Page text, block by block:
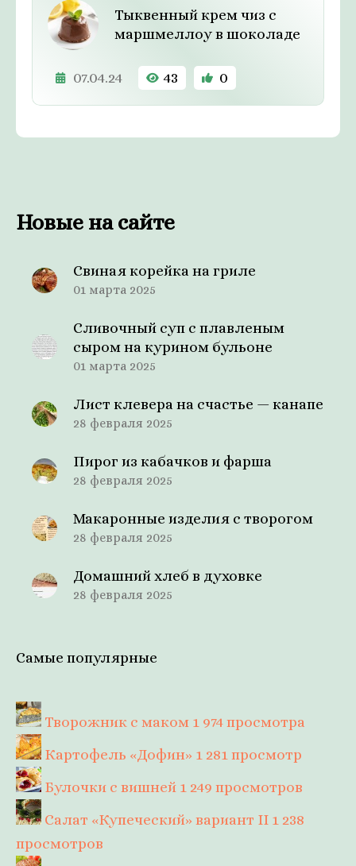
Тыквенный крем чиз с
маршмеллоу в шоколаде
07.04.24 43 0
Новые на сайте
Свиная корейка на гриле
01 марта 2025
Сливочный суп с плавленым
сыром на курином бульоне
01 марта 2025
Лист клевера на счастье — канапе
28 февраля 2025
Пирог из кабачков и фарша
28 февраля 2025
Макаронные изделия с творогом
28 февраля 2025
Домашний хлеб в духовке
28 февраля 2025
Самые популярные
Творожник с маком 1 974 просмотра
Картофель «Дофин» 1 281 просмотр
Булочки с вишней 1 249 просмотров
Салат «Купеческий» вариант II 1 238
просмотров